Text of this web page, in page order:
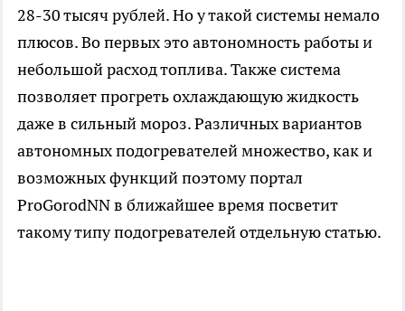
28-30 тысяч рублей. Но у такой системы немало
плюсов. Во первых это автономность работы и
небольшой расход топлива. Также система
позволяет прогреть охлаждающую жидкость
даже в сильный мороз. Различных вариантов
автономных подогревателей множество, как и
возможных функций поэтому портал
ProGorodNN в ближайшее время посветит
такому типу подогревателей отдельную статью.